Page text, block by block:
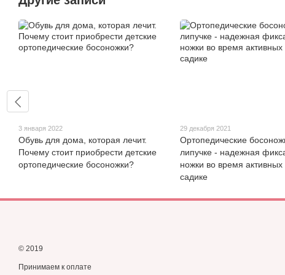
3 января 2022
Обувь для дома, которая лечит.
Почему стоит приобрести детские
ортопедические босоножки?
29 декабря 2021
Ортопедические
липучке - надежная
ножки во время активных
садике
© 2019
Принимаем к оплате